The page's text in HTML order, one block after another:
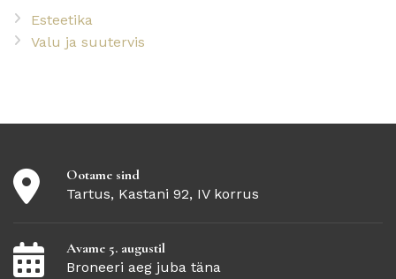
Esteetika
Valu ja suutervis
Ootame sind
Tartus, Kastani 92, IV korrus
Avame 5. augustil
Broneeri aeg juba täna